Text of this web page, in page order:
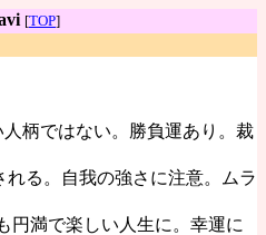
[TOP]
柄ではない。勝負運あり。裁
る。自我の強さに注意。ムラ
円満で楽しい人生に。幸運に